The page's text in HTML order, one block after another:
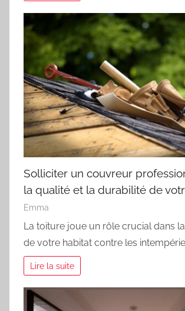
Solliciter un couvreur
la qualité et la durabilité de
Emma
La toiture joue un rôle crucial dans
de votre habitat contre les
Lire la suite